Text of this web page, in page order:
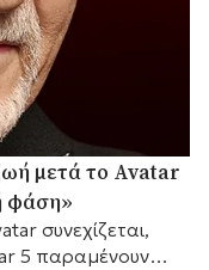
μετά το Avatar
φάση»
συνεχίζεται,
5 παραμένουν